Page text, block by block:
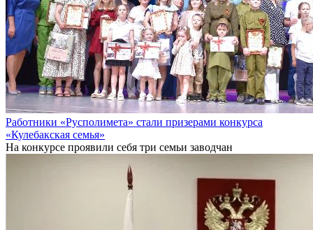
Работники «Русполимета» стали призерами конкурса
«Кулебакская семья»
На конкурсе проявили себя три семьи заводчан